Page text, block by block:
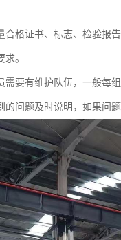
合格证书、标志、检验报
。
需要有维护队伍，一般每
问题及时说明，如果问